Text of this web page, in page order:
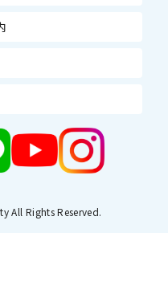
All Rights Reserved.